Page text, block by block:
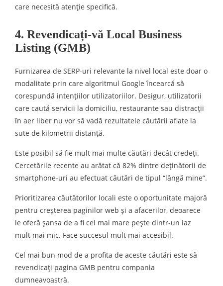
care necesită atenție specifică.
4. Revendicați-vă Local Business
Listing (GMB)
Furnizarea de SERP-uri relevante la nivel local este doar o
modalitate prin care algoritmul Google încearcă să
corespundă intențiilor utilizatoriilor. Desigur, utilizatorii
care caută servicii la domiciliu, restaurante sau distracții
în aer liber nu vor să vadă rezultatele căutării aflate la
sute de kilometrii distanță.
Este posibil să fie mult mai multe căutări decât credeți.
Cercetările recente au arătat că 82% dintre deținătorii de
smartphone-uri au efectuat căutări de tipul “lângă mine”.
Prioritizarea căutătorilor locali este o oportunitate majoră
pentru creșterea paginilor web și a afacerilor, deoarece
le oferă șansa de a fi cel mai mare pește dintr-un iaz
mult mai mic. Face succesul mult mai accesibil.
Cel mai bun mod de a profita de aceste căutări este să
revendicați pagina GMB pentru compania
dumneavoastră.